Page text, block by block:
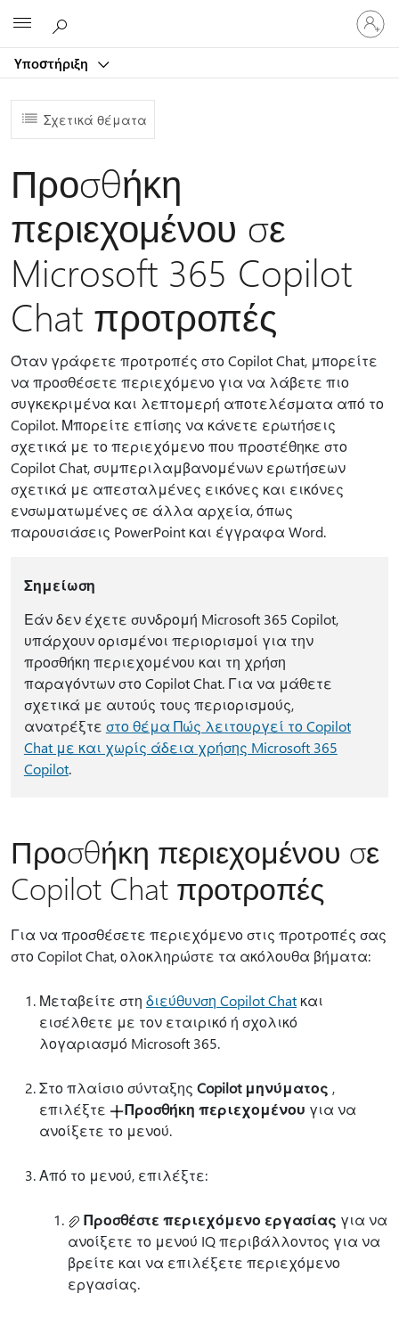
Υποστήριξη
Είσοδος
στον
Σχετικά θέματα
Προσθήκη
περιεχομένου σε
Microsoft 365 Copilot
Chat προτροπές
Όταν γράφετε προτροπές στο Copilot Chat, μπορείτε
να προσθέσετε περιεχόμενο για να λάβετε πιο
συγκεκριμένα και λεπτομερή αποτελέσματα από το
Copilot. Μπορείτε επίσης να κάνετε ερωτήσεις
σχετικά με το περιεχόμενο που προστέθηκε στο
Copilot Chat, συμπεριλαμβανομένων ερωτήσεων
σχετικά με απεσταλμένες εικόνες και εικόνες
ενσωματωμένες σε άλλα αρχεία, όπως
παρουσιάσεις PowerPoint και έγγραφα Word.
Σημείωση
Εάν δεν έχετε συνδρομή Microsoft 365 Copilot,
υπάρχουν ορισμένοι περιορισμοί για την
προσθήκη περιεχομένου και τη χρήση
παραγόντων στο Copilot Chat. Για να μάθετε
σχετικά με αυτούς τους περιορισμούς,
ανατρέξτε στο θέμα Πώς λειτουργεί το Copilot
Chat με και χωρίς άδεια χρήσης Microsoft 365
Copilot.
Προσθήκη περιεχομένου σε
Copilot Chat προτροπές
Για να προσθέσετε περιεχόμενο στις προτροπές σας
στο Copilot Chat, ολοκληρώστε τα ακόλουθα βήματα:
Μεταβείτε στη διεύθυνση Copilot Chat και
εισέλθετε με τον εταιρικό ή σχολικό
λογαριασμό Microsoft 365.
Στο πλαίσιο σύνταξης Copilot μηνύματος ,
επιλέξτε
Προσθήκη περιεχομένου για να
ανοίξετε το μενού.
Από το μενού, επιλέξτε:
Προσθέστε περιεχόμενο εργασίας για να
ανοίξετε το μενού IQ περιβάλλοντος για να
βρείτε και να επιλέξετε περιεχόμενο
εργασίας.